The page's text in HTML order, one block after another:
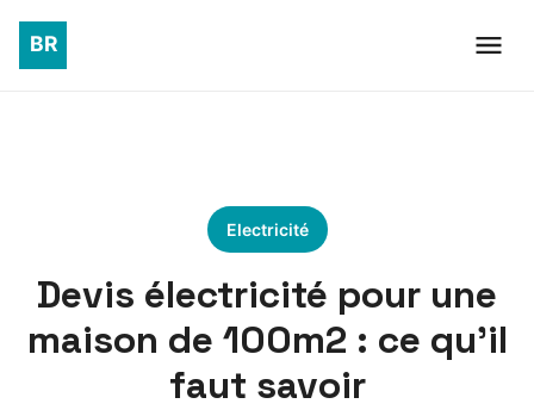
Electricité
Devis électricité pour une
maison de 100m2 : ce qu’il
faut savoir